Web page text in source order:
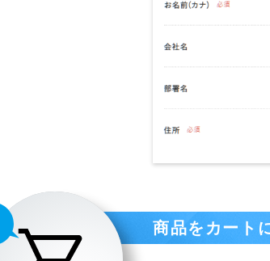
商品をカート